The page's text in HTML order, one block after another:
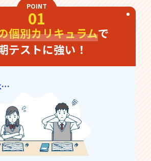
POINT
01
個別カリキュラムで
テストに強い！
…